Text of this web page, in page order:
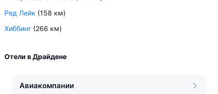
Ред Лейк (158 км)
Хиббинг (266 км)
Отели в Драйдене
Авиакомпании